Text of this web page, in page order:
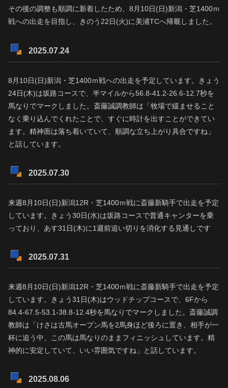
その後の調整も順調に新着したため、8月10日(日)新潟・芝1400ｍ
戦への出走を目指し、きのう22日(火)に美浦TCへ帰厩しました。
2025.07.24
8月10日(日)新潟・芝1400ｍ戦への出走を予定しています。きょう
24日(木)は坂路コースで、半マイルから56.8-41.2-26.6-12.7秒を
馬なりでマークしました。斎藤誠調教師は「牧場で緩ませること
なく乗り込んでくれたことで、すぐに時計を出すことができてい
ます。精神面は落ち着いていて、順調な立ち上がり具合ですね」
と話しています。
2025.07.30
来週8月10日(日)新潟12R・芝1400ｍ戦に斎藤新騎手で出走を予定
しています。きょう30日(水)は坂路コースで普通キャンターを乗
っており、あす31日(木)に1週前追い切りを消化する見通しです
2025.07.31
来週8月10日(日)新潟12R・芝1400ｍ戦に斎藤新騎手で出走を予定
しています。きょう31日(木)はウッドチップコースで、6Fから
84.4-67.5-53.1-38.8-12.4秒を馬なりでマークしました。斎藤誠調
教師は「けさは古馬オープン馬を2馬身ほど後ろに置き、相手が一
杯に追う中、この馬は馬なりのままフィニッシュしています。精
神的に安定していて、いい雰囲気ですね」と話しています。
2025.08.06